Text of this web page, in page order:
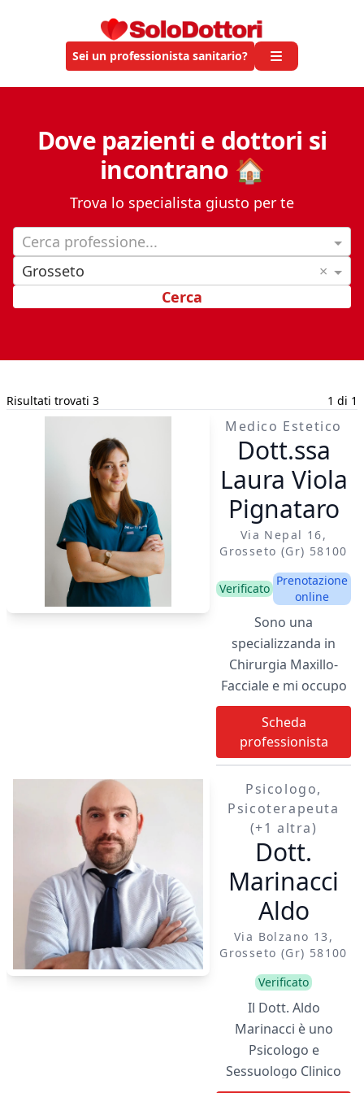
Sei un professionista sanitario?
Dove pazienti e dottori si
incontrano 🏠
Trova lo specialista giusto per te
Cerca professione...
Grosseto
×
Cerca
Risultati trovati 3 1 di 1
Medico Estetico
Dott.ssa
Laura Viola
Pignataro
Via Nepal 16,
Grosseto (gr) 58100
Verificato
Prenotazione
online
Sono una
specializzanda in
Chirurgia Maxillo-
Facciale e mi occupo
di Medicina Estetica
Scheda
professionista
Psicologo,
Psicoterapeuta
(+1 altra)
Dott.
Marinacci
Aldo
Via Bolzano 13,
Grosseto (gr) 58100
Verificato
Il Dott. Aldo
Marinacci è uno
Psicologo e
Sessuologo Clinico